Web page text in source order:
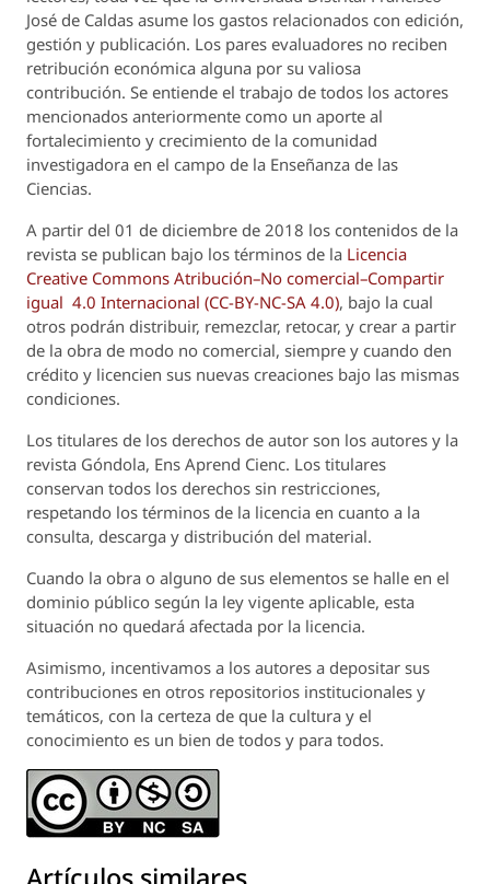
José de Caldas asume los gastos relacionados con edición,
gestión y publicación. Los pares evaluadores no reciben
retribución económica alguna por su valiosa
contribución. Se entiende el trabajo de todos los actores
mencionados anteriormente como un aporte al
fortalecimiento y crecimiento de la comunidad
investigadora en el campo de la Enseñanza de las
Ciencias.
A partir del 01 de diciembre de 2018 los contenidos de la
revista se publican bajo los términos de la Licencia
Creative Commons Atribución–No comercial–Compartir
igual 4.0 Internacional (CC-BY-NC-SA 4.0), bajo la cual
otros podrán distribuir, remezclar, retocar, y crear a partir
de la obra de modo no comercial, siempre y cuando den
crédito y licencien sus nuevas creaciones bajo las mismas
condiciones.
Los titulares de los derechos de autor son los autores y la
revista Góndola, Ens Aprend Cienc. Los titulares
conservan todos los derechos sin restricciones,
respetando los términos de la licencia en cuanto a la
consulta, descarga y distribución del material.
Cuando la obra o alguno de sus elementos se halle en el
dominio público según la ley vigente aplicable, esta
situación no quedará afectada por la licencia.
Asimismo, incentivamos a los autores a depositar sus
contribuciones en otros repositorios institucionales y
temáticos, con la certeza de que la cultura y el
conocimiento es un bien de todos y para todos.